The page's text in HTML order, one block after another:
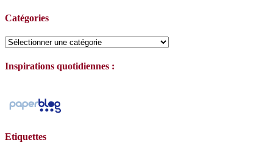
Catégories
Catégories
Inspirations quotidiennes :
Etiquettes